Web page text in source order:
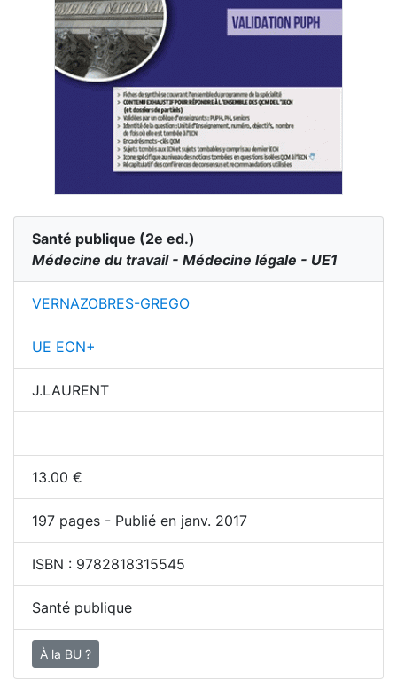
Santé publique (2e ed.)
Médecine du travail - Médecine légale - UE1
VERNAZOBRES-GREGO
UE ECN+
J.LAURENT
13.00 €
197 pages - Publié en janv. 2017
ISBN : 9782818315545
Santé publique
À la BU ?